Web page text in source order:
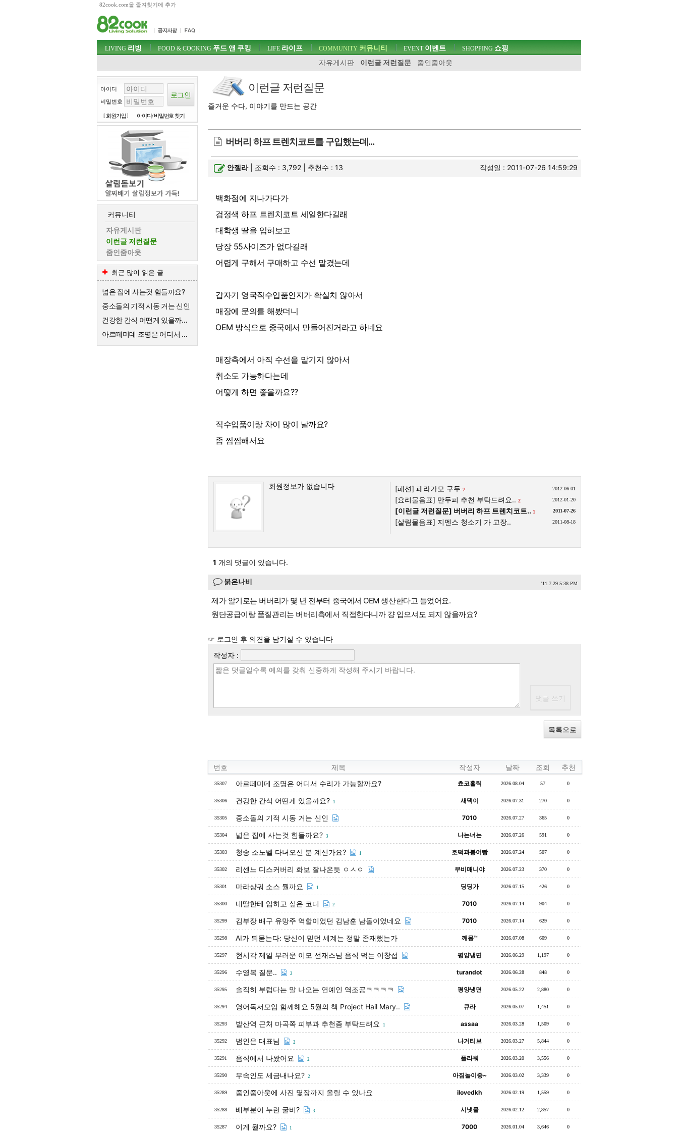
82cook.com을 즐겨찾기에 추가
주메뉴 바로가기
컨텐츠 바로가기
검색 바로가기
로그인 바로가기
주메뉴
LIVING 리빙 FOOD & COOKING 푸드 앤 쿠킹 LIFE 라이프 COMMUNITY 커뮤니티
자유게시판
이런글 저런질문 줌인줌아웃
EVENT이벤트 SHOPPING 쇼핑
아이디
비밀번호
[ 회원가입 ] 아이디/ 비밀번호 찾기
커뮤니티
자유게시판
이런글 저런질문
줌인줌아웃
최근 많이 읽은 글
넓은 집에 사는것 힘들까요?
중소돌의 기적 시동 거는 신인
건강한 간식 어떤게 있을까요?
아르떼미데 조명은 어디서 수리가 가능할까요?
이런글 저런질문
즐거운 수다, 이야기를 만드는 공간
버버리 하프 트렌치코트를 구입했는데...
안젤라| 조회수 : 3,792 | 추천수 :13 작성일 : 2011-07-26 14:59:29
백화점에 지나가다가
검정색 하프 트렌치코트 세일한다길래
대학생 딸을 입혀보고
당장 55사이즈가 없다길래
어렵게 구해서 구매하고 수선 맡겼는데
갑자기 영국직수입품인지가 확실치 않아서
매장에 문의를 해봤더니
OEM 방식으로 중국에서 만들어진거라고 하네요
매장측에서 아직 수선을 맡기지 않아서
취소도 가능하다는데
어떻게 하면 좋을까요??
직수입품이랑 차이 많이 날까요?
좀 찜찜해서요
회원정보가 없습니다 [패션] 페라가모 구두 7 2012-06-01
[요리물음표] 만두피 추천 부탁드려요.. 2 2012-01-20
[이런글 저런질문] 버버리 하프 트렌치코트.. 1 2011-07-26
[살림물음표] 지멘스 청소기 가 고장.. 2011-08-18
1 개의 댓글이 있습니다.
붉은나비 '11.7.29 5:38 PM
제가 알기로는 버버리가 몇 년 전부터 중국에서 OEM 생산한다고 들었어요.
원단공급이랑 품질관리는 버버리측에서 직접한다니까 걍 입으셔도 되지 않을까요?
☞ 로그인 후 의견을 남기실 수 있습니다
작성자 :
목록으로
번호 제목 작성자 날짜 조회 추천
35307 아르떼미데 조명은 어디서 수리가 가능할까요? 쵸코홀릭 2026.08.04 57 0
35306 건강한 간식 어떤게 있을까요? 1 새댁이 2026.07.31 270 0
35305 중소돌의 기적 시동 거는 신인 7010 2026.07.27 365 0
35304 넓은 집에 사는것 힘들까요? 3 나는너는 2026.07.26 591 0
35303 청송 소노벨 다녀오신 분 계신가요? 1 호떡과붕어빵 2026.07.24 507 0
35302 리센느 디스커버리 화보 잘나온듯 ㅇㅅㅇ 무비매니야 2026.07.23 370 0
35301 마라샹궈 소스 뭘까요 1 딩딩가 2026.07.15 426 0
35300 내딸한테 입히고 싶은 코디 2 7010 2026.07.14 904 0
35299 김부장 배구 유망주 역할이었던 김남훈 남돌이었네요 7010 2026.07.14 629 0
35298 AI가 되묻는다: 당신이 믿던 세계는 정말 존재했는가 깨몽™ 2026.07.08 609 0
35297 현시각 제일 부러운 이모 선재스님 음식 먹는 이창섭 평양냉면 2026.06.29 1,197 0
35296 수영복 질문.. 2 turandot 2026.06.28 848 0
35295 솔직히 부럽다는 말 나오는 연예인 역조공ㅋㅋㅋㅋ 평양냉면 2026.05.22 2,880 0
35294 영어독서모임 함께해요 5월의 책 Project Hail Mary.. 큐라 2026.05.07 1,451 0
35293 발산역 근처 마곡쪽 피부과 추천좀 부탁드려요 1 assaa 2026.03.28 1,509 0
35292 범인은 대표님 2 나거티브 2026.03.27 5,844 0
35291 음식에서 나왔어요 2 플라워 2026.03.20 3,556 0
35290 무속인도 세금내나요? 2 아짐놀이중~ 2026.03.02 3,339 0
35289 줌인줌아웃에 사진 몇장까지 올릴 수 있나요 ilovedkh 2026.02.19 1,559 0
35288 배부분이 누런 굴비? 3 시냇물 2026.02.12 2,857 0
35287 이게 뭘까요? 1 7000 2026.01.04 3,646 0